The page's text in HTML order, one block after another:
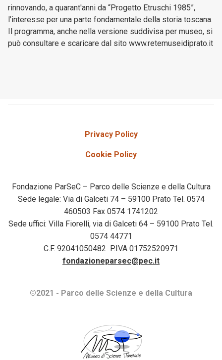
rinnovando, a quarant'anni da “Progetto Etruschi 1985”,
l’interesse per una parte fondamentale della storia toscana.
Il programma, anche nella versione suddivisa per museo, si
può consultare e scaricare dal sito www.retemuseidiprato.it
Privacy Policy
Cookie Policy
Fondazione ParSeC – Parco delle Scienze e della Cultura
Sede legale: Via di Galceti 74 – 59100 Prato Tel. 0574
460503 Fax 0574 1741202
Sede uffici: Villa Fiorelli, via di Galceti 64 – 59100 Prato Tel.
0574 44771
C.F. 92041050482 P.IVA 01752520971
fondazioneparsec@pec.it
©2021 - Parco delle Scienze e della Cultura